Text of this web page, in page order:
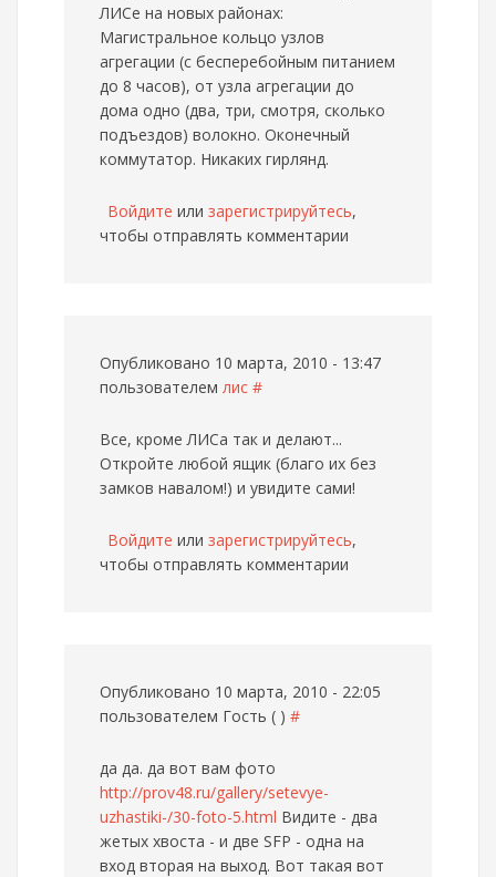
ЛИСе на новых районах:
Магистральное кольцо узлов
агрегации (с бесперебойным питанием
до 8 часов), от узла агрегации до
дома одно (два, три, смотря, сколько
подъездов) волокно. Оконечный
коммутатор. Никаких гирлянд.
Войдите или зарегистрируйтесь,
чтобы отправлять комментарии
Опубликовано 10 марта, 2010 - 13:47
пользователем лис #
Все, кроме ЛИСа так и делают...
Откройте любой ящик (благо их без
замков навалом!) и увидите сами!
Войдите или зарегистрируйтесь,
чтобы отправлять комментарии
Опубликовано 10 марта, 2010 - 22:05
пользователем Гость ( ) #
да да. да вот вам фото
http://prov48.ru/gallery/setevye-
uzhastiki-/30-foto-5.html Видите - два
жетых хвоста - и две SFP - одна на
вход вторая на выход. Вот такая вот